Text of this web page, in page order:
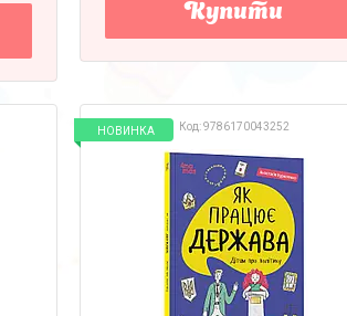
Купити
9786170043252
НОВИНКА